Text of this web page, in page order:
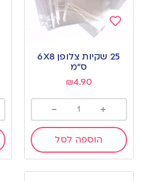
to
wishlist
25 שקיות צלופן 6X8
ס”מ
₪4.90
+
-
הוספה לסל